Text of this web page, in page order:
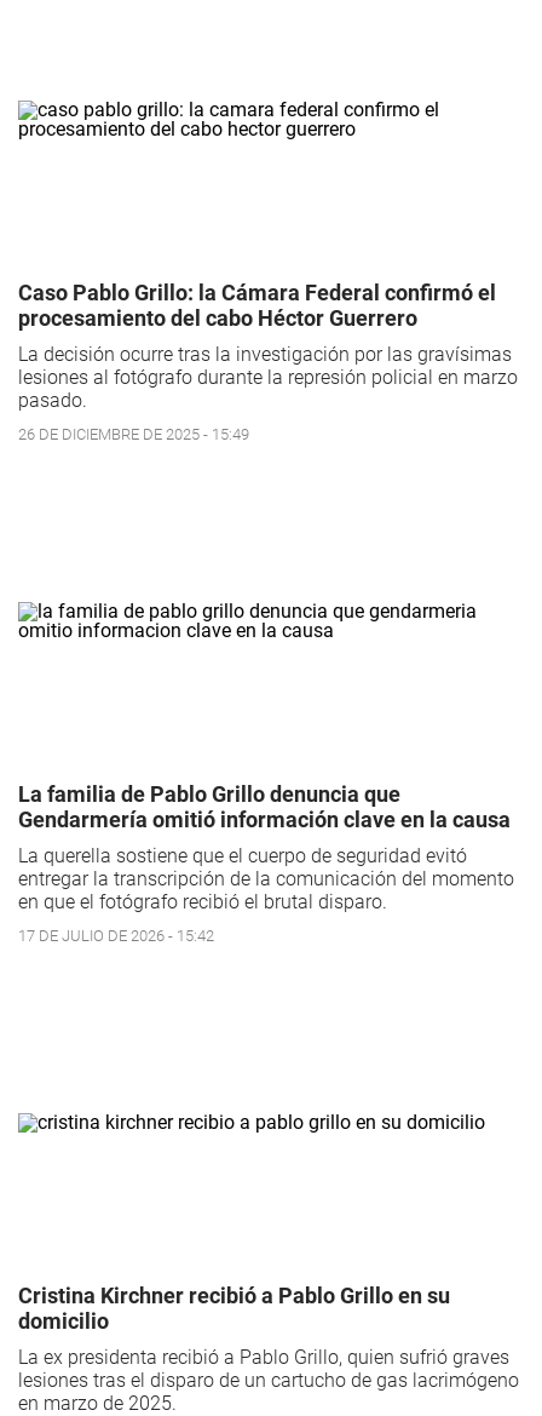
Caso Pablo Grillo: la Cámara Federal confirmó el
procesamiento del cabo Héctor Guerrero
La decisión ocurre tras la investigación por las gravísimas
lesiones al fotógrafo durante la represión policial en marzo
pasado.
26 DE DICIEMBRE DE 2025 - 15:49
La familia de Pablo Grillo denuncia que
Gendarmería omitió información clave en la causa
La querella sostiene que el cuerpo de seguridad evitó
entregar la transcripción de la comunicación del momento
en que el fotógrafo recibió el brutal disparo.
17 DE JULIO DE 2026 - 15:42
Cristina Kirchner recibió a Pablo Grillo en su
domicilio
La ex presidenta recibió a Pablo Grillo, quien sufrió graves
lesiones tras el disparo de un cartucho de gas lacrimógeno
en marzo de 2025.